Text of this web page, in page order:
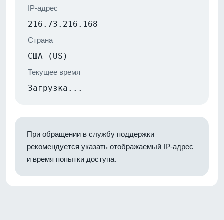
IP-адрес
216.73.216.168
Страна
США (US)
Текущее время
Загрузка...
При обращении в службу поддержки
рекомендуется указать отображаемый IP-адрес
и время попытки доступа.